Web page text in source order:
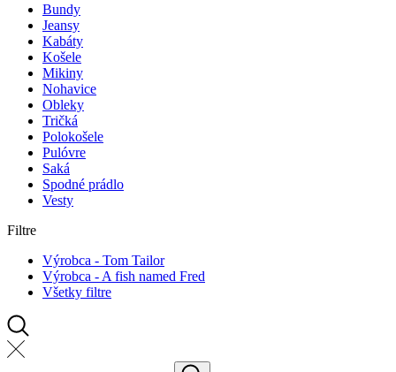
Bundy
Jeansy
Kabáty
Košele
Mikiny
Nohavice
Obleky
Tričká
Polokošele
Pulóvre
Saká
Spodné prádlo
Vesty
Filtre
Výrobca - Tom Tailor
Výrobca - A fish named Fred
Všetky filtre